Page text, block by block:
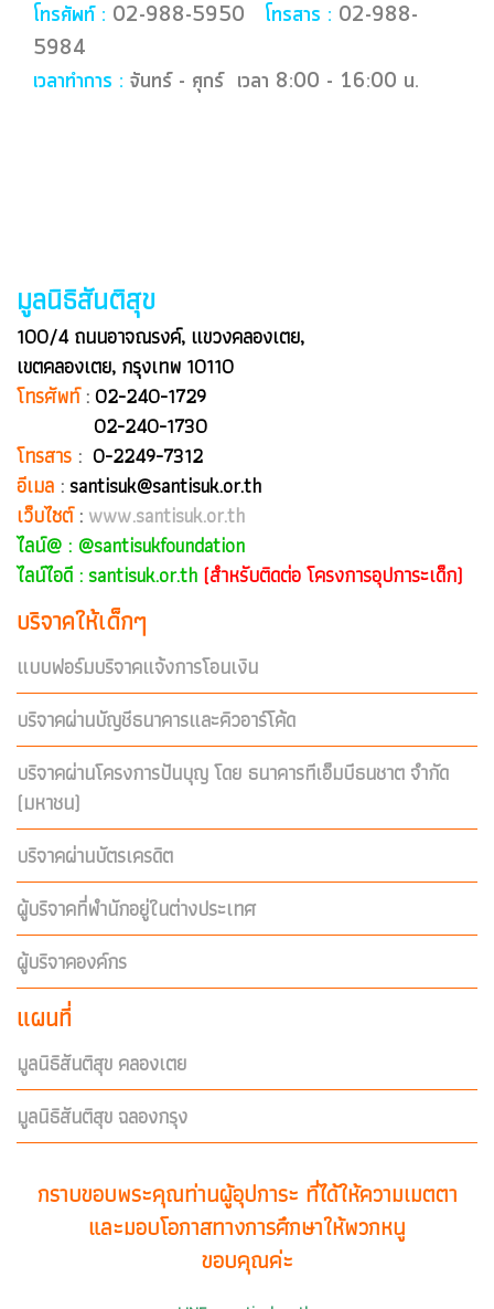
โทรศัพท์ : 02-988-5950 โทรสาร : 02-988-
5984
เวลาทำการ : จันทร์ - ศุกร์ เวลา 8:00 - 16:00 น.
มูลนิธิสันติสุข
100/4 ถนนอาจณรงค์, แขวงคลองเตย,
เขตคลองเตย, กรุงเทพ 10110
โทรศัพท์:02-240-1729
02-240-1730
โทรสาร : 0-2249-7312
อีเมล : santisuk@santisuk.or.th
เว็บไซต์: www.santisuk.or.th
ไลน์@ : @santisukfoundation
ไลน์ไอดี : santisuk.or.th (สำหรับติดต่อ โครงการอุปการะเด็ก)
บริจาคให้เด็กๆ
แบบฟอร์มบริจาคแจ้งการโอนเงิน
บริจาคผ่านบัญชีธนาคารและคิวอาร์โค้ด
บริจาคผ่านโครงการปันบุญ โดย ธนาคารทีเอ็มบีธนชาต จำกัด
(มหาชน)
บริจาคผ่านบัตรเครดิต
ผู้บริจาคที่พำนักอยู่ในต่างประเทศ
ผู้บริจาคองค์กร
แผนที่
มูลนิธิสันติสุข คลองเตย
มูลนิธิสันติสุข ฉลองกรุง
กราบขอบพระคุณท่านผู้อุปการะ ที่ได้ให้ความเมตตา
และมอบโอกาสทางการศึกษาให้พวกหนู
ขอบคุณค่ะ